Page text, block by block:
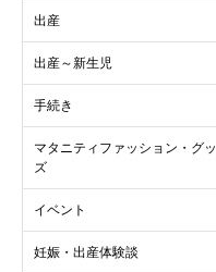
出産
出産～新生児
手続き
マタニティファッション・グッ
ズ
イベント
妊娠・出産体験談